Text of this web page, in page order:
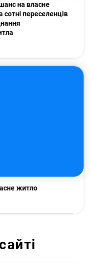
на власне
сотні переселенців
житло